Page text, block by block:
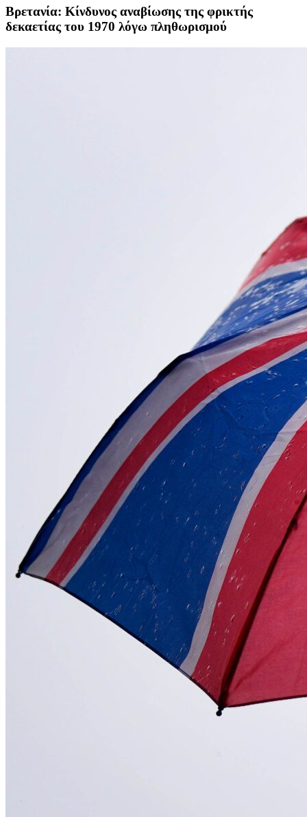
Βρετανία: Κίνδυνος αναβίωσης της φρικτής
δεκαετίας του 1970 λόγω πληθωρισμού